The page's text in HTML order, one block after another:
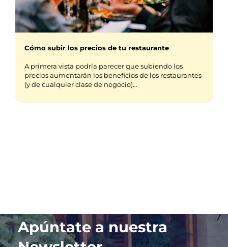
Cómo subir los precios de tu restaurante
A primera vista podría parecer que subiendo los
precios aumentarán los beneficios de los restaurantes
(y de cualquier clase de negocio)…
Apúntate a nuestra